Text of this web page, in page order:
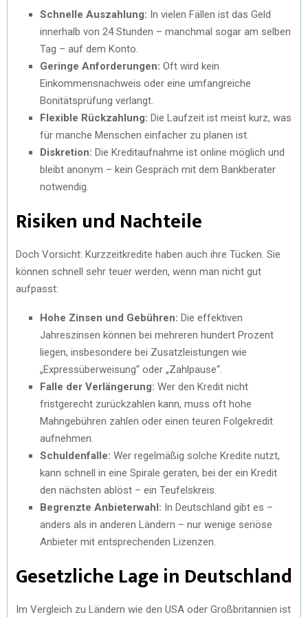
Schnelle Auszahlung: In vielen Fällen ist das Geld
innerhalb von 24 Stunden – manchmal sogar am selben
Tag – auf dem Konto.
Geringe Anforderungen: Oft wird kein
Einkommensnachweis oder eine umfangreiche
Bonitätsprüfung verlangt.
Flexible Rückzahlung: Die Laufzeit ist meist kurz, was
für manche Menschen einfacher zu planen ist.
Diskretion: Die Kreditaufnahme ist online möglich und
bleibt anonym – kein Gespräch mit dem Bankberater
notwendig.
Risiken und Nachteile
Doch Vorsicht: Kurzzeitkredite haben auch ihre Tücken. Sie
können schnell sehr teuer werden, wenn man nicht gut
aufpasst:
Hohe Zinsen und Gebühren: Die effektiven
Jahreszinsen können bei mehreren hundert Prozent
liegen, insbesondere bei Zusatzleistungen wie
„Expressüberweisung“ oder „Zahlpause“.
Falle der Verlängerung: Wer den Kredit nicht
fristgerecht zurückzahlen kann, muss oft hohe
Mahngebühren zahlen oder einen teuren Folgekredit
aufnehmen.
Schuldenfalle: Wer regelmäßig solche Kredite nutzt,
kann schnell in eine Spirale geraten, bei der ein Kredit
den nächsten ablöst – ein Teufelskreis.
Begrenzte Anbieterwahl: In Deutschland gibt es –
anders als in anderen Ländern – nur wenige seriöse
Anbieter mit entsprechenden Lizenzen.
Gesetzliche Lage in Deutschland
Im Vergleich zu Ländern wie den USA oder Großbritannien ist